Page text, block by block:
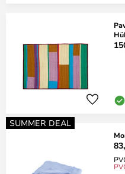
SUMMER DEAL